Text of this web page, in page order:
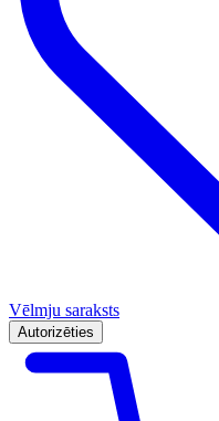
Vēlmju saraksts
Autorizēties